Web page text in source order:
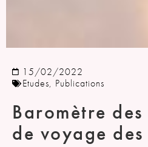
15/02/2022
Etudes, Publications
Baromètre
de voyage des